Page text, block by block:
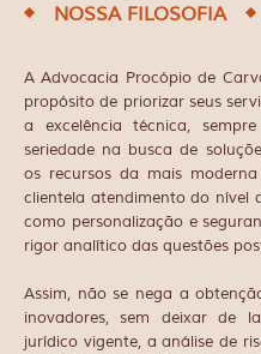
NOSSA FILOSOFIA
A Advocacia Procópio de
propósito de priorizar seus
a excelência técnica,
seriedade na busca de
os recursos da mais
clientela atendimento do nível
como personalização e
rigor analítico das questões
Assim, não se nega a
inovadores, sem deixar de
jurídico vigente, a análise de